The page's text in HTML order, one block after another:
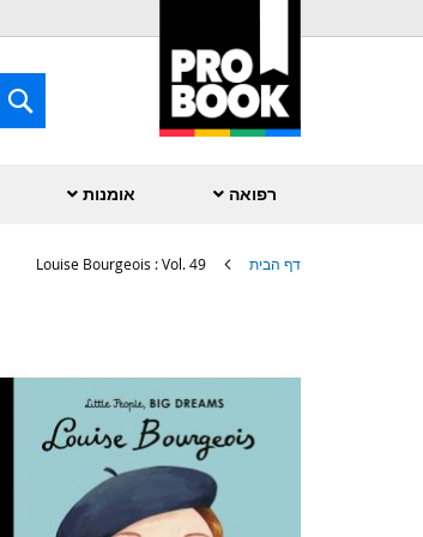
to
Content
חפש
רפואה אומנות
דף הבית Louise Bourgeois : Vol. 49
גלריית